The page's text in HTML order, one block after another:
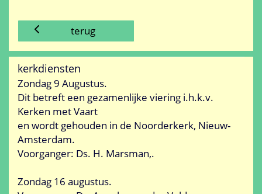
terug
kerkdiensten
Zondag 9 Augustus.
Dit betreft een gezamenlijke viering i.h.k.v.
Kerken met Vaart
en wordt gehouden in de Noorderkerk, Nieuw-
Amsterdam.
Voorganger: Ds. H. Marsman,.
Zondag 16 augustus.